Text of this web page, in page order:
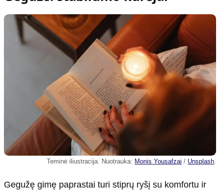
Teminė iliustracija. Nuotrauka: Monis Yousafzai / Unsplash.
Gegužę gimę paprastai turi stiprų ryšį su komfortu ir